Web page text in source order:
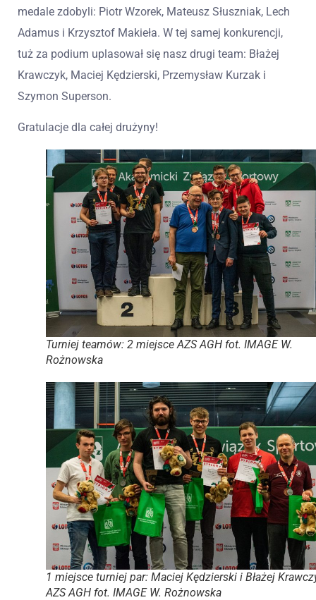
medale zdobyli: Piotr Wzorek, Mateusz Słuszniak, Lech
Adamus i Krzysztof Makieła. W tej samej konkurencji,
tuż za podium uplasował się nasz drugi team: Błażej
Krawczyk, Maciej Kędzierski, Przemysław Kurzak i
Szymon Superson.
Gratulacje dla całej drużyny!
Turniej teamów: 2 miejsce AZS AGH fot. IMAGE W.
Rożnowska
1 miejsce turniej par: Maciej Kędzierski i Błażej
AZS AGH fot. IMAGE W. Rożnowska